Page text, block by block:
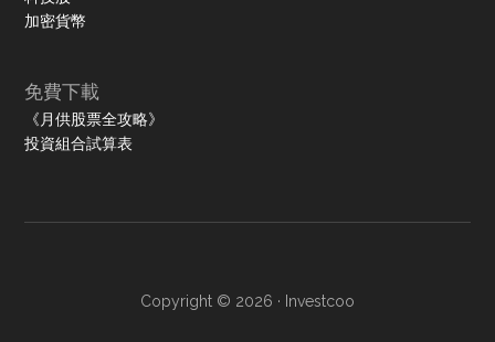
加密貨幣
免費下載
《月供股票全攻略》
投資組合試算表
Copyright © 2026 · Investcoo